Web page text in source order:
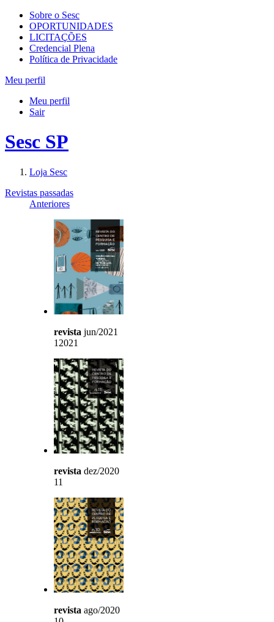
Sobre o Sesc
OPORTUNIDADES
LICITAÇÕES
Credencial Plena
Política de Privacidade
Meu perfil
Meu perfil
Sair
Sesc SP
Loja Sesc
Revistas passadas
Anteriores
revista jun/2021
12021
revista dez/2020
11
revista ago/2020